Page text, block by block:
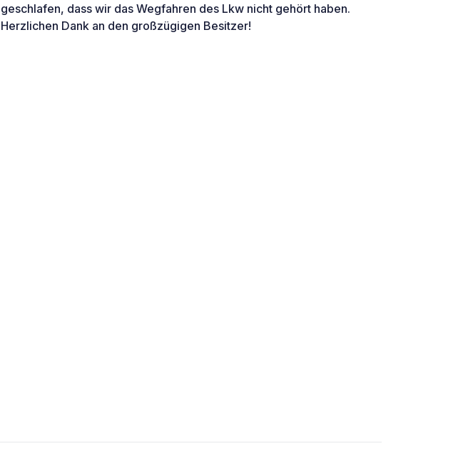
geschlafen, dass wir das Wegfahren des Lkw nicht gehört haben.
Herzlichen Dank an den großzügigen Besitzer!